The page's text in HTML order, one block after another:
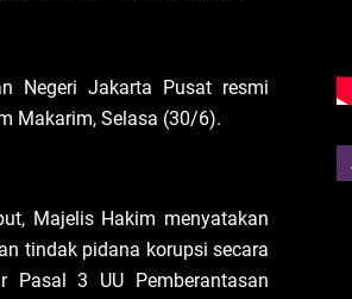
Negeri Jakarta Pusat resmi
Makarim, Selasa (30/6).
Majelis Hakim menyatakan
tindak pidana korupsi secara
Pasal 3 UU Pemberantasan